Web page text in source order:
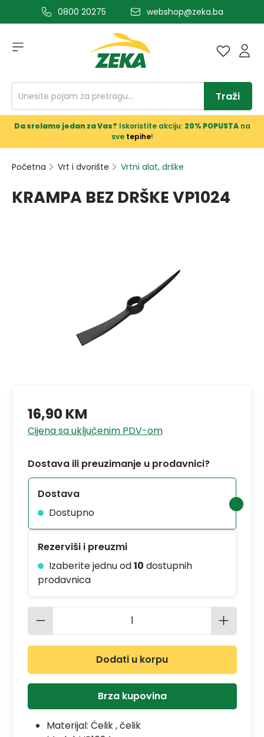
glavni sadržaj0800 20275 webshop@zeka.ba
Traži
Da srolamo jedan za Vas? Iskoristite akciju: 20% POPUSTAna
sve tepihe!
Početna Vrt i dvorište Vrtni alat, drške
KRAMPA BEZ DRŠKE VP1024
16,90 KM
Cijena sa uključenim PDV-om
Dostava ili preuzimanje u prodavnici?
Dostava
Dostupno
Rezerviši i preuzmi
Izaberite jednu od10 dostupnih
prodavnica
Količina proizvoda: Unesite
Dodati u korpu
Brza kupovina
Materijal: Ćelik , čelik